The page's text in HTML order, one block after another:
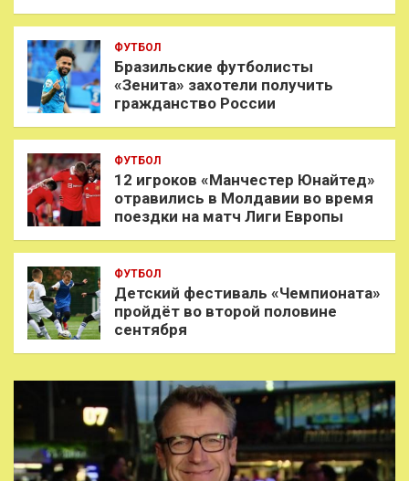
ФУТБОЛ
Бразильские футболисты
«Зенита» захотели получить
гражданство России
ФУТБОЛ
12 игроков «Манчестер Юнайтед»
отравились в Молдавии во время
поездки на матч Лиги Европы
ФУТБОЛ
Детский фестиваль «Чемпионата»
пройдёт во второй половине
сентября